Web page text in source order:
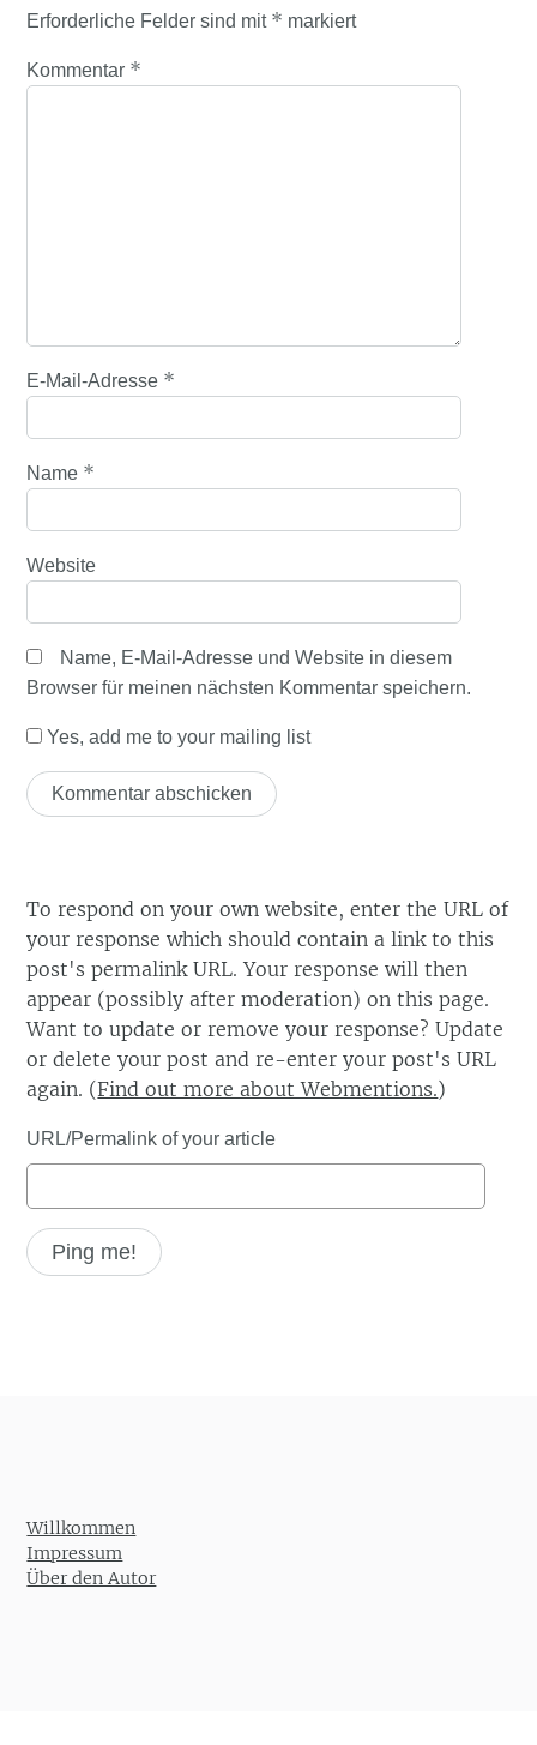
Erforderliche Felder sind mit * markiert
Kommentar *
E-Mail-Adresse *
Name *
Website
Name, E-Mail-Adresse und Website in diesem
Browser für meinen nächsten Kommentar speichern.
Yes, add me to your mailing list
To respond on your own website, enter the URL of
your response which should contain a link to this
post's permalink URL. Your response will then
appear (possibly after moderation) on this page.
Want to update or remove your response? Update
or delete your post and re-enter your post's URL
again. (Find out more about Webmentions.)
URL/Permalink of your article
Willkommen
Impressum
Über den Autor